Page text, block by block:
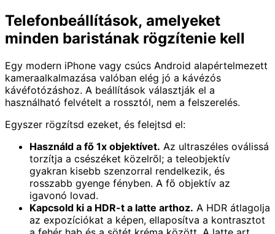
Telefonbeállítások, amelyeket
minden baristának rögzítenie kell
Egy modern iPhone vagy csúcs Android alapértelmezett
kameraalkalmazása valóban elég jó a kávézós
kávéfotózáshoz. A beállítások választják el a
használható felvételt a rossztól, nem a felszerelés.
Egyszer rögzítsd ezeket, és felejtsd el:
Használd a fő 1x objektívet. Az ultraszéles oválissá
torzítja a csészéket közelről; a teleobjektív
gyakran kisebb szenzorral rendelkezik, és
rosszabb gyenge fényben. A fő objektív az
igavonó lovad.
Kapcsold ki a HDR-t a latte arthoz. A HDR átlagolja
az expozíciókat a képen, ellaposítva a kontrasztot